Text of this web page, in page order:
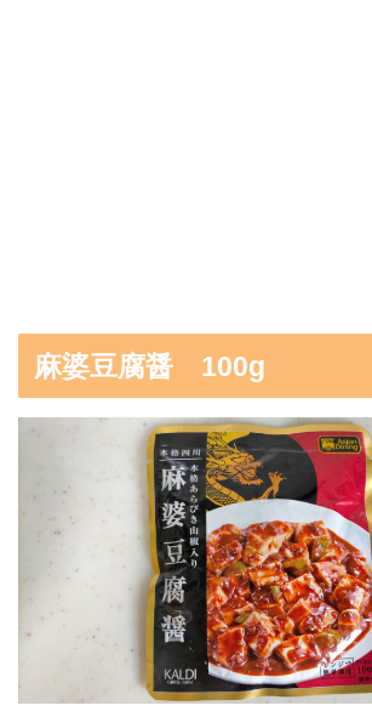
麻婆豆腐醤 100g